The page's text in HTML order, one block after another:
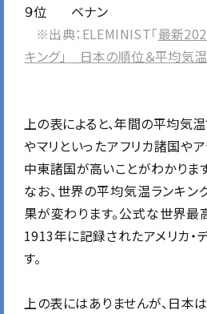
９位
ベナン
※出典：ELEMINIST「最新
キング」 日本の順位＆平均気
上の表によると、年間の平均気
やマリといったアフリカ諸国や
中東諸国が高いことがわかります
なお、世界の平均気温ランキン
果が変わります。公式な世界最
1913年に記録されたアメリカ
す。
上の表にはありませんが、日本